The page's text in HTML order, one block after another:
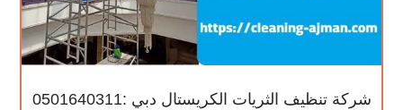
شركة تنظيف الثريات الكريستال دبي :0501640311